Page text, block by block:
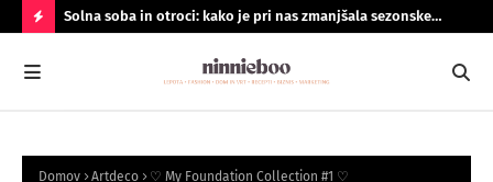
A
Solna soba in otroci: kako je pri nas zmanjšala sezonske
Domov Artdeco ♡ My Foundation Collection #1 ♡